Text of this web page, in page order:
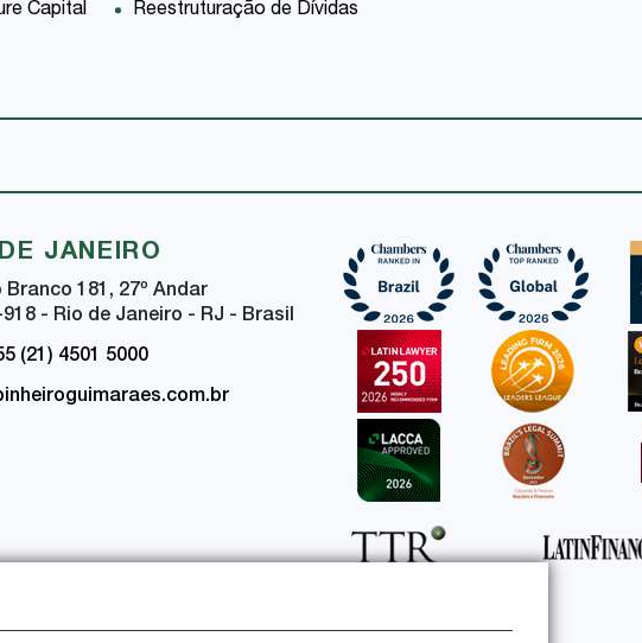
Capital
Reestruturação de Dívidas
JANEIRO
Branco 181, 27º Andar
918 - Rio de Janeiro - RJ - Brasil
(21) 4501 5000